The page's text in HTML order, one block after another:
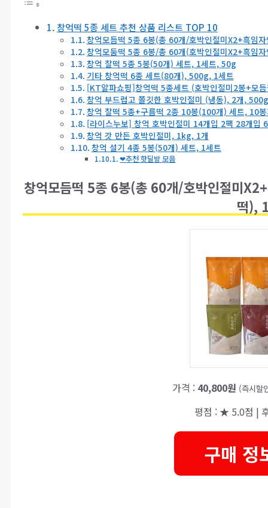
창억떡 5종 세트 추천 상품 리스트 TOP 10
창억모듬떡 5종 6봉(총 60개/호박인절미X2+흑임
창억모둠떡 5종 6봉/총 60개(호박인절미X2+흑임
창억 찰떡 5종 5봉(50개) 세트, 1세트, 50g
기타 창억떡 6종 세트(80개), 500g, 1세트
[KT알파쇼핑]창억떡 5종세트 (호박인절미2봉+모
창억 부드럽고 쫄깃한 호박인절미 (냉동), 2개, 500g
창억 찰떡 5종+구름떡 2종 10봉(100개) 세트, 10
[라이스누보] 창억 호박인절미 14개입 2팩 28개입
창억 갓 만든 호박인절미, 1kg, 1개
창억 설기 4종 5봉(50개) 세트, 1세트
❤추천 핫딜방 모음
창억모듬떡 5종 6봉(총 60개/호박인절미
떡),
가격 : 40,800원 (즉시할
평점 : ★ 5.0점 |
구매 정